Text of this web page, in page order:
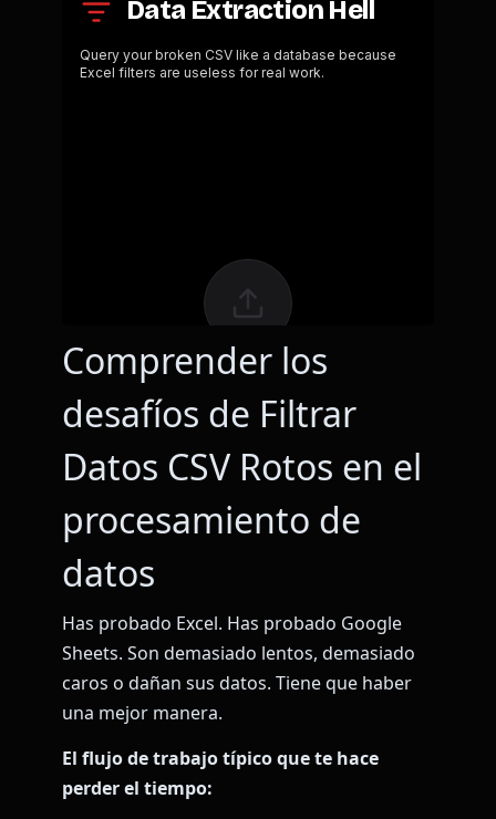
Comprender los
desafíos de Filtrar
Datos CSV Rotos en el
procesamiento de
datos
Has probado Excel. Has probado Google
Sheets. Son demasiado lentos, demasiado
caros o dañan sus datos. Tiene que haber
una mejor manera.
El flujo de trabajo típico que te hace
perder el tiempo: